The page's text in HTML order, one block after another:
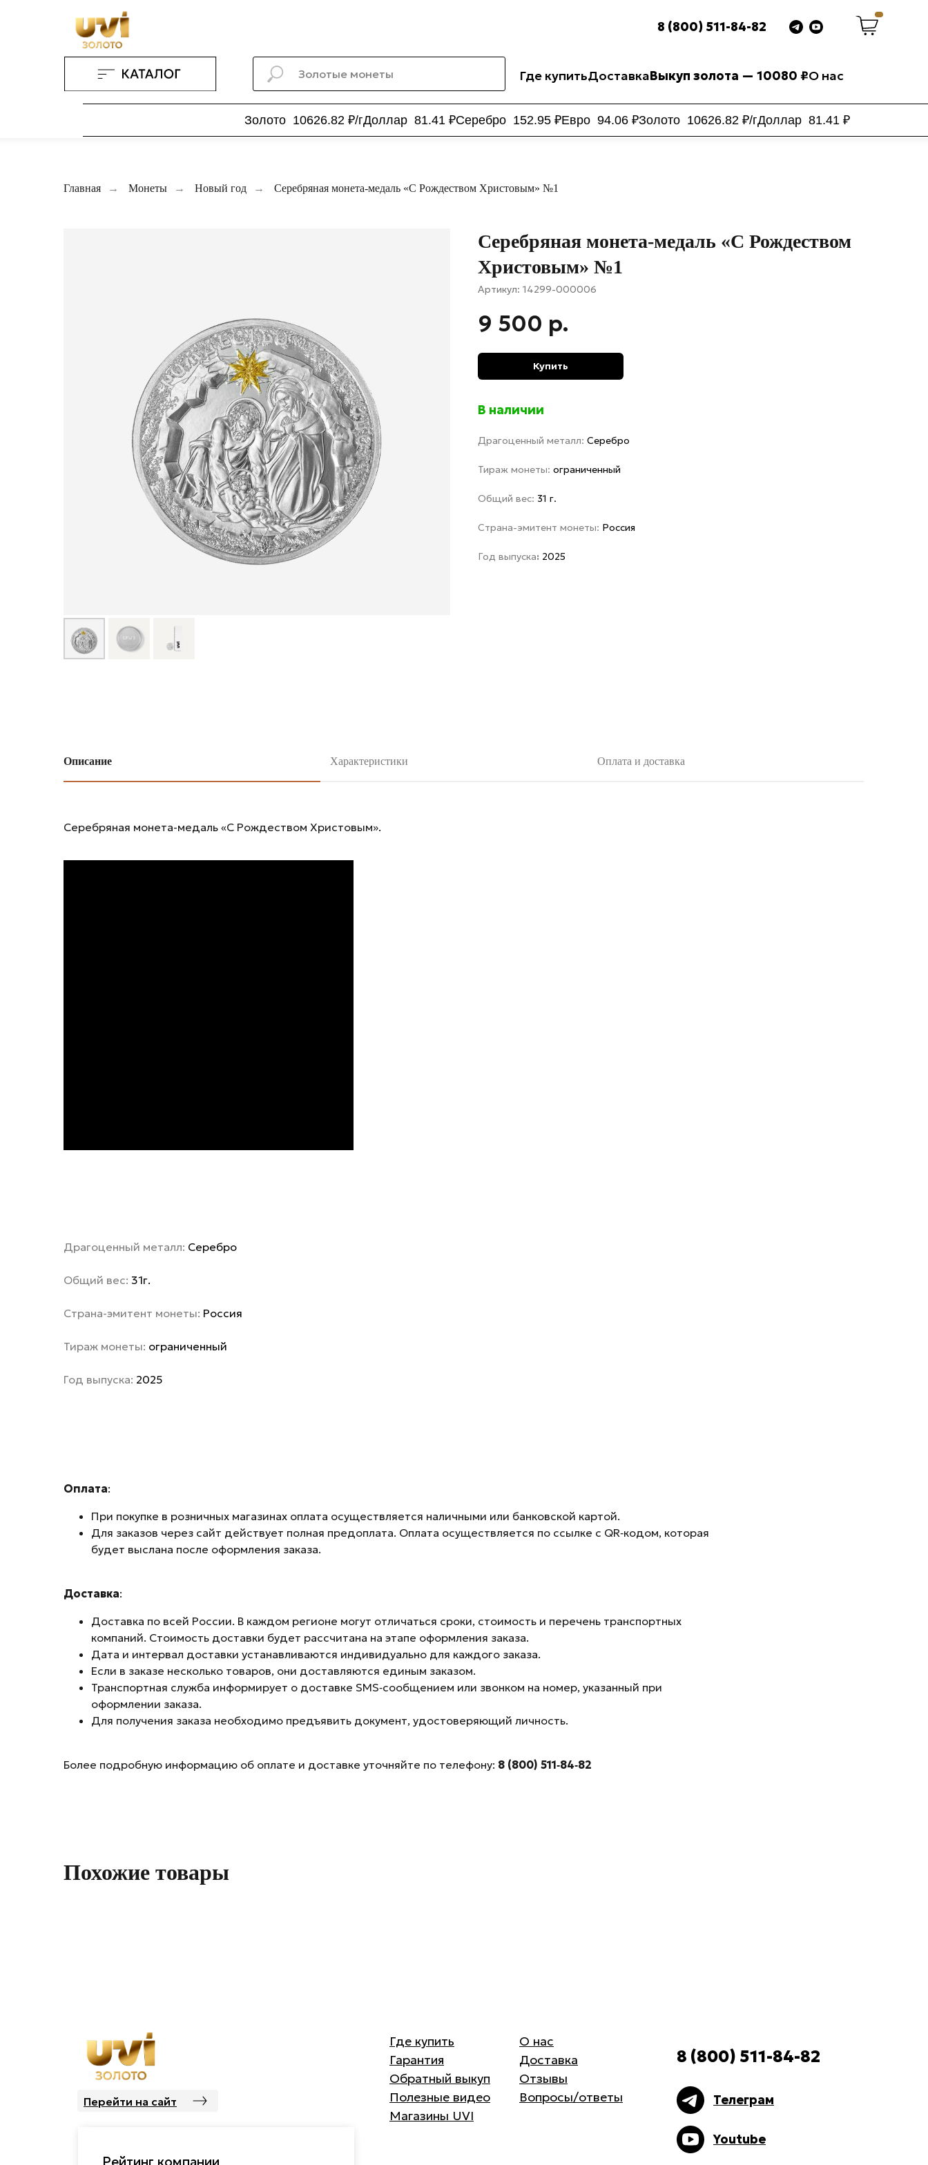
8 (800) 511-84-82
Где купитьДоставкаВыкуп золота — 10080 ₽О нас
Золото 10626.82₽/гДоллар 81.41₽Серебро 152.95₽Евро 94.06₽Золото 10626.82₽/гДоллар 81.41₽
Главная → Монеты → Новый год → Серебряная монета-медаль «С Рождеством Христовым» №1
Серебряная монета-медаль «С Рождеством
Христовым» №1
Артикул: 14299-000006
9 500 р.
Купить
В наличии
Драгоценный металл: Серебро
Тираж монеты: ограниченный
Общий вес: 31 г.
Страна-эмитент монеты: Россия
Год выпуска: 2025
Описание Характеристики Оплата и доставка
Серебряная монета-медаль «С Рождеством Христовым».
Драгоценный металл: Серебро
Общий вес: 31г.
Страна-эмитент монеты: Россия
Тираж монеты: ограниченный
Год выпуска: 2025
Оплата:
При покупке в розничных магазинах оплата осуществляется наличными или банковской картой.
Для заказов через сайт действует полная предоплата. Оплата осуществляется по ссылке с QR‑кодом, которая
будет выслана после оформления заказа.
Доставка:
Доставка по всей России. В каждом регионе могут отличаться сроки, стоимость и перечень транспортных
компаний. Стоимость доставки будет рассчитана на этапе оформления заказа.
Дата и интервал доставки устанавливаются индивидуально для каждого заказа.
Если в заказе несколько товаров, они доставляются единым заказом.
Транспортная служба информирует о доставке SMS‑сообщением или звонком на номер, указанный при
оформлении заказа.
Для получения заказа необходимо предъявить документ, удостоверяющий личность.
Более подробную информацию об оплате и доставке уточняйте по телефону: 8 (800) 511‑84‑82
Похожие товары
Телеграм
Youtube
Перейти на сайт
8 (800) 511-84-82
Где купить
Гарантия
Обратный выкуп
Полезные видео
Магазины UVI
О нас
Доставка
Отзывы
Вопросы/ответы
Рейтинг компании